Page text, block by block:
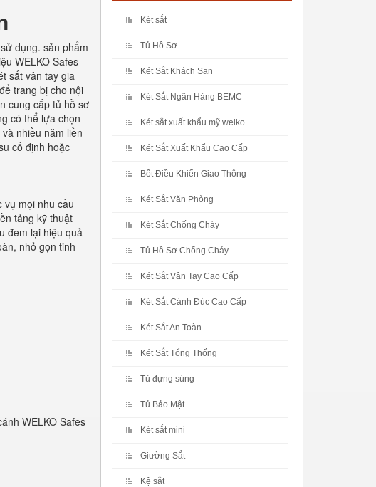
dụng. sản phẩm
WELKO Safes
sắt vân tay gia
trang bị cho nội
cung cấp tủ hồ sơ
có thể lựa chọn
nhiều năm liền
cố định hoặc
vụ mọi nhu cầu
tảng kỹ thuật
đem lại hiệu quả
nhỏ gọn tinh
WELKO Safes
Két sắt
Tủ Hồ Sơ
Két Sắt Khách Sạn
Két Sắt Ngân Hàng BEMC
Két sắt xuất khẩu mỹ welko
Két Sắt Xuất Khẩu Cao Cấp
Bốt Điều Khiển Giao Thông
Két Sắt Văn Phòng
Két Sắt Chống Cháy
Tủ Hồ Sơ Chống Cháy
Két Sắt Vân Tay Cao Cấp
Két Sắt Cánh Đúc Cao Cấp
Két Sắt An Toàn
Két Sắt Tổng Thống
Tủ đựng súng
Tủ Bảo Mật
Két sắt mini
Giường Sắt
Kệ sắt